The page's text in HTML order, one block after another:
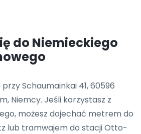
do Niemieckiego
Schaumainkai 41, 60596
Niemcy. Jeśli korzystasz z
możesz dojechać metrem do
lub tramwajem do stacji Otto-